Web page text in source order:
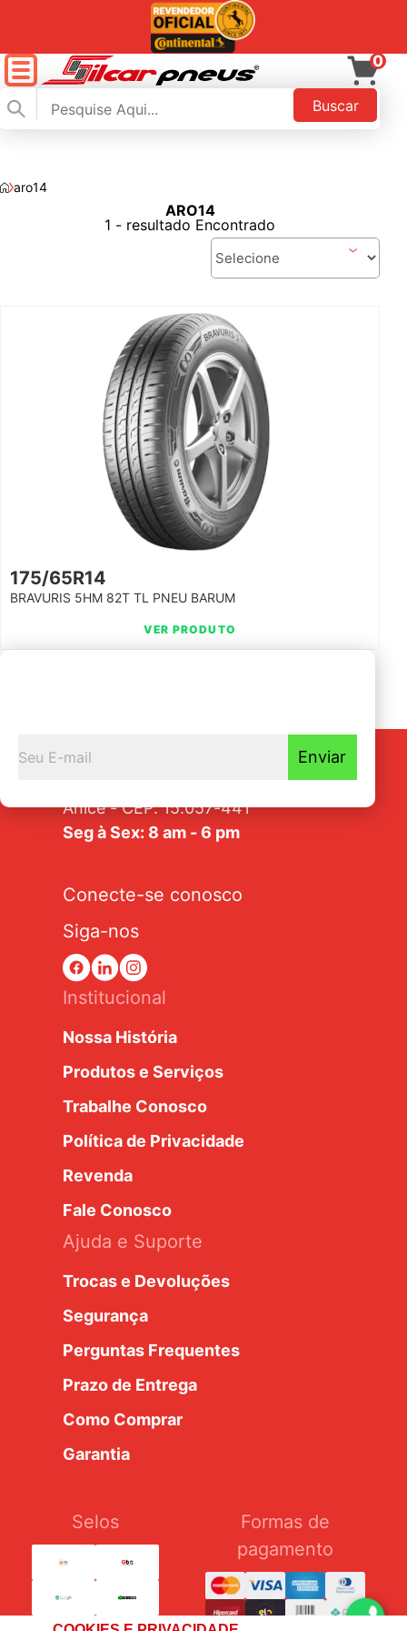
Buscar
0
aro14
ARO14
1 - resultado Encontrado
175/65R14
BRAVURIS 5HM 82T TL PNEU BARUM
VER PRODUTO
Enviar
Av. Tarraf, 2570/2580 - Jardim
Anice - CEP: 15.057-441
Seg à Sex: 8 am - 6 pm
Conecte-se conosco
Siga-nos
Institucional
Nossa História
Produtos e Serviços
Trabalhe Conosco
Política de Privacidade
Revenda
Fale Conosco
Ajuda e Suporte
Trocas e Devoluções
Segurança
Perguntas Frequentes
Prazo de Entrega
Como Comprar
Garantia
Selos
Formas de
pagamento